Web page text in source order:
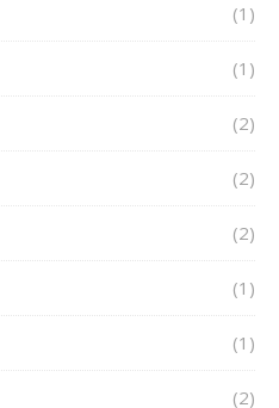
(1)
(1)
(2)
(2)
(2)
(1)
(1)
(2)